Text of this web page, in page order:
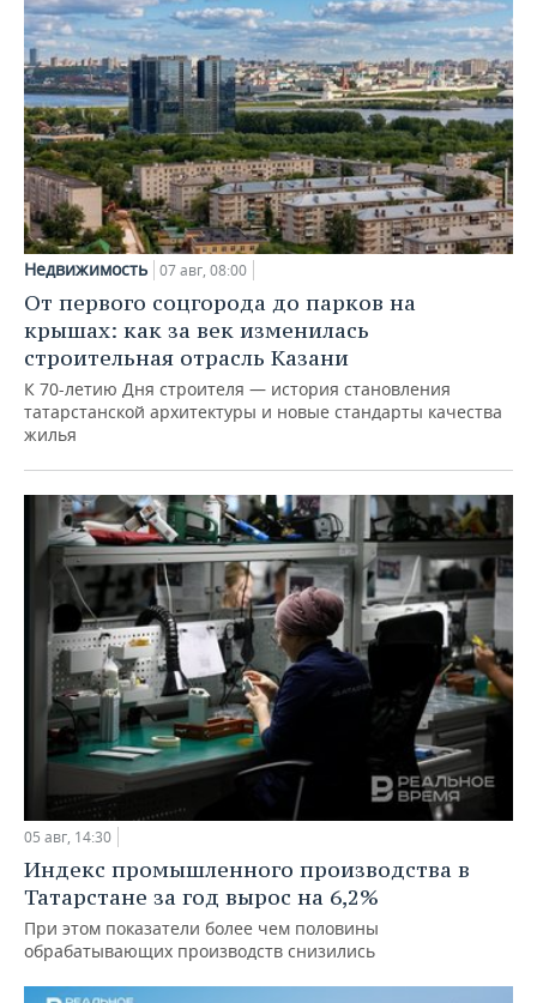
Недвижимость 07 авг, 08:00
От первого соцгорода до парков на
крышах: как за век изменилась
строительная отрасль Казани
К 70-летию Дня строителя — история становления
татарстанской архитектуры и новые стандарты качества
жилья
05 авг, 14:30
Индекс промышленного производства в
Татарстане за год вырос на 6,2%
При этом показатели более чем половины
обрабатывающих производств снизились